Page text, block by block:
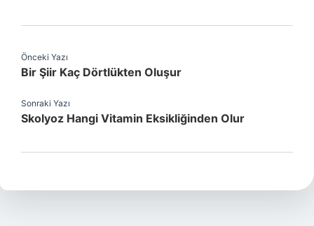
Önceki Yazı
Bir Şiir Kaç Dörtlükten Oluşur
Sonraki Yazı
Skolyoz Hangi Vitamin Eksikliğinden Olur